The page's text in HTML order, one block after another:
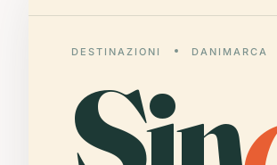
DESTINAZIONI DANIMARCA